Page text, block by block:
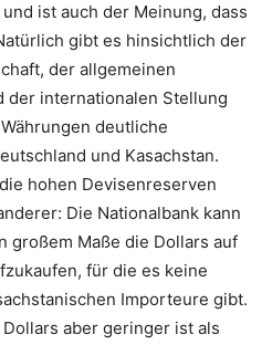
ist auch der Meinung, dass
gibt es hinsichtlich der
der allgemeinen
der internationalen Stellung
deutliche
und Kasachstan.
hohen Devisenreserven
Die Nationalbank kann
großem Maße die Dollars auf
für die es keine
Importeure gibt.
aber geringer ist als